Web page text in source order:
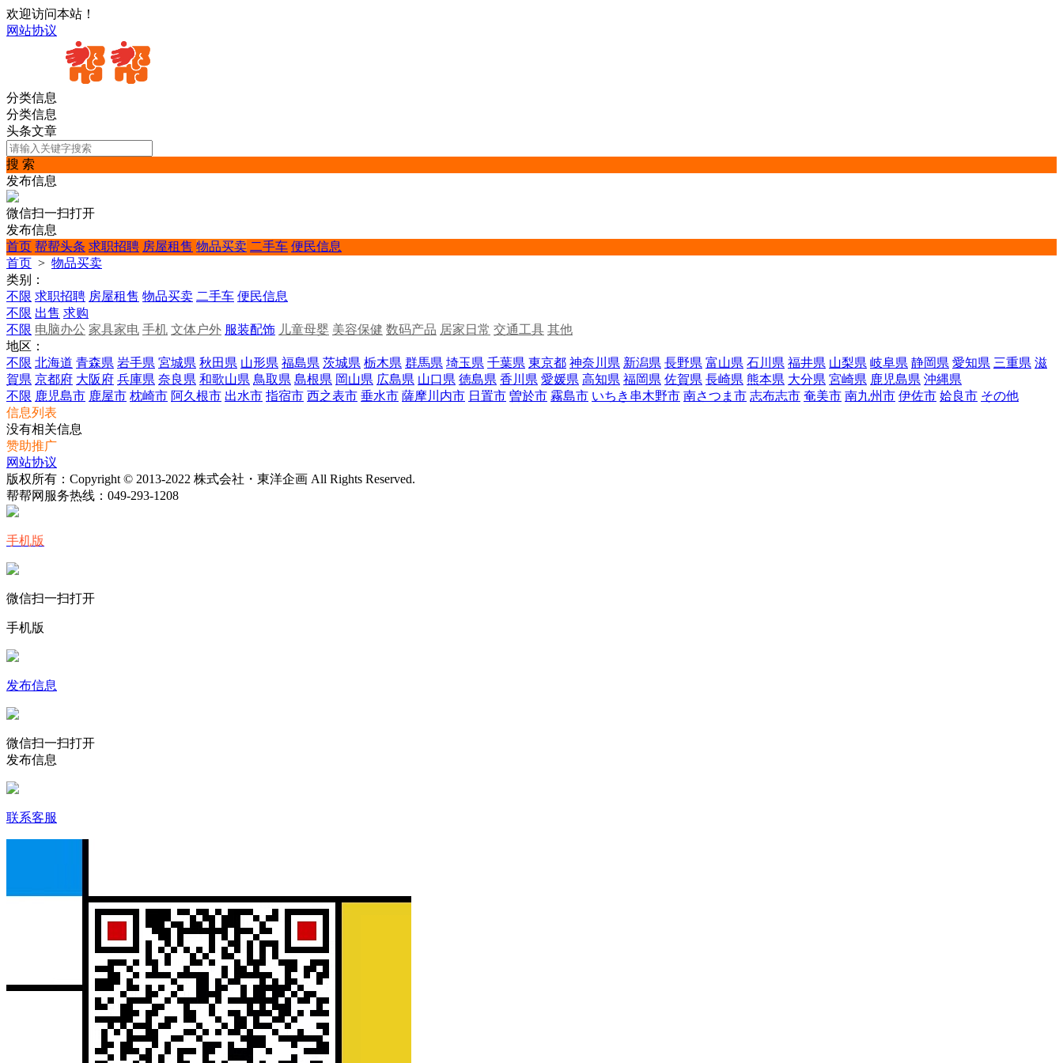
欢迎访问本站！
网站协议
分类信息
分类信息
头条文章
搜 索
发布信息
微信扫一扫打开
发布信息
首页 帮帮头条 求职招聘 房屋租售 物品买卖 二手车 便民信息
首页 > 物品买卖
类别：
不限 求职招聘 房屋租售 物品买卖 二手车 便民信息
不限 出售 求购
不限 电脑办公 家具家电 手机 文体户外 服装配饰 儿童母婴 美容保健 数码产品 居家日常 交通工具 其他
地区：
不限 北海道 青森県 岩手県 宮城県 秋田県 山形県 福島県 茨城県 栃木県 群馬県 埼玉県 千葉県 東京都 神奈川県 新潟県 長野県 富山県 石川県 福井県 山梨県 岐阜県 静岡県 愛知県 三重県 滋
賀県 京都府 大阪府 兵庫県 奈良県 和歌山県 鳥取県 島根県 岡山県 広島県 山口県 徳島県 香川県 愛媛県 高知県 福岡県 佐賀県 長崎県 熊本県 大分県 宮崎県 鹿児島県 沖縄県
不限 鹿児島市 鹿屋市 枕崎市 阿久根市 出水市 指宿市 西之表市 垂水市 薩摩川内市 日置市 曽於市 霧島市 いちき串木野市 南さつま市 志布志市 奄美市 南九州市 伊佐市 姶良市 その他
信息列表
没有相关信息
赞助推广
网站协议
版权所有：Copyright © 2013-2022 株式会社・東洋企画 All Rights Reserved.
帮帮网服务热线： 049-293-1208
手机版
微信扫一扫打开
手机版
发布信息
微信扫一扫打开
发布信息
联系客服